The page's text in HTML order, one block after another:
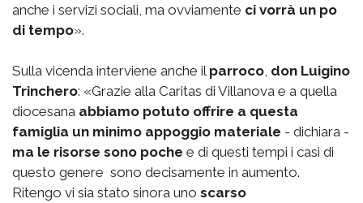
anche i servizi sociali, ma ovviamente ci vorrà un po
di tempo».
Sulla vicenda interviene anche il parroco don Luigino
Trinchero: «Grazie alla Caritas di Villanova e a quella
diocesana abbiamo potuto offrire a questa
famiglia un minimo appoggio materiale - dichiara -
ma le risorse sono poche e di questi tempi i casi di
questo genere sono decisamente in aumento.
Ritengo vi sia stato sinora uno scarso